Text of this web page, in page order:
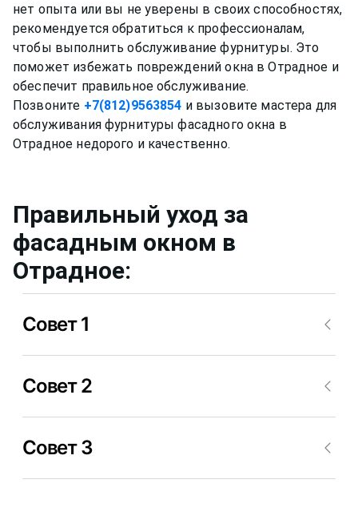
нет опыта или вы не уверены в своих способностях,
рекомендуется обратиться к профессионалам,
чтобы выполнить обслуживание фурнитуры. Это
поможет избежать повреждений окна в Отрадное и
обеспечит правильное обслуживание.
Позвоните +7(812)9563854 и вызовите мастера для
обслуживания фурнитуры фасадного окна в
Правильный уход за
фасадным окном в
Отрадное:
Совет 1
средствами, ведь спиртовой или любой другой
последствия.
Совет 2
также, но для него уже можно применять не
растворы для мытья окон в Отрадноеили
Совет 3